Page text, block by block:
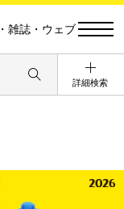
雑誌・ウェブ
詳細検索